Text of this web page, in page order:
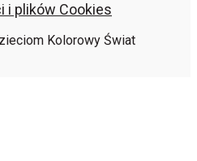
i plików Cookies
Kolorowy Świat